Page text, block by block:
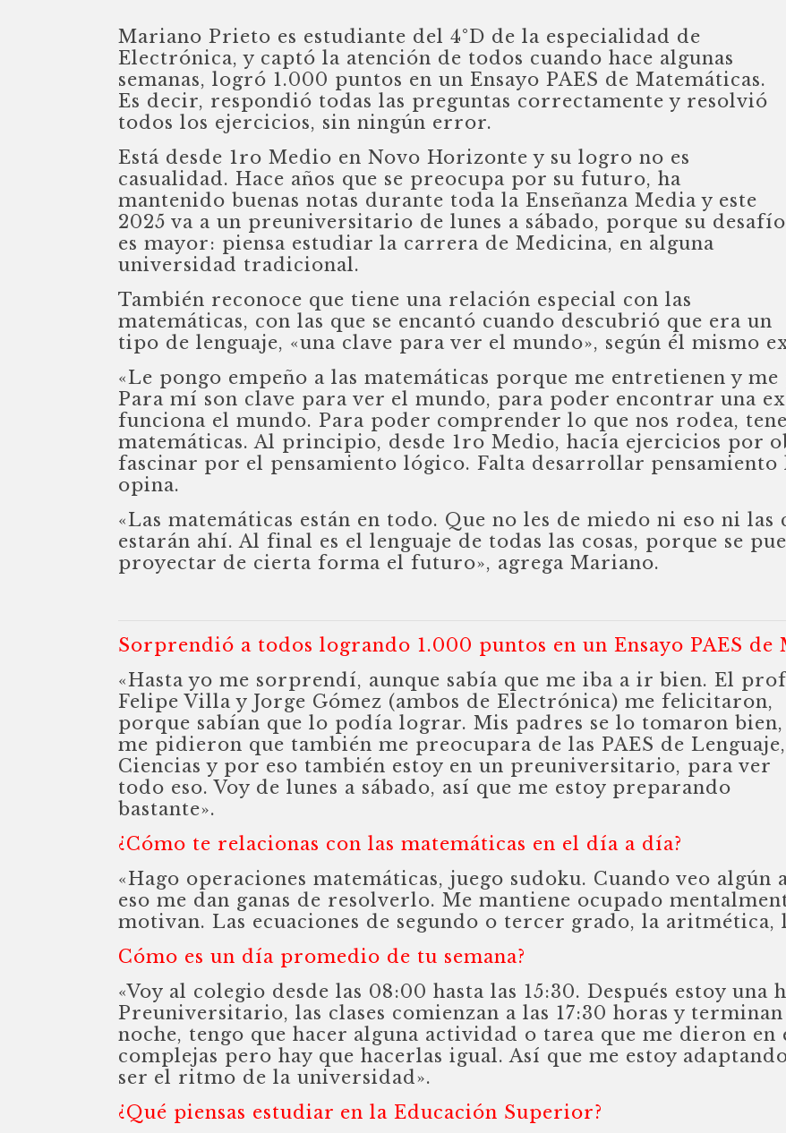
Mariano Prieto es estudiante del 4°D de la especialidad de
Electrónica, y captó la atención de todos cuando hace algunas
semanas, logró 1.000 puntos en un Ensayo PAES de Matemáticas.
Es decir, respondió todas las preguntas correctamente y resolvió
todos los ejercicios, sin ningún error.
Está desde 1ro Medio en Novo Horizonte y su logro no es
casualidad. Hace años que se preocupa por su futuro, ha
mantenido buenas notas durante toda la Enseñanza Media y este
2025 va a un preuniversitario de lunes a sábado, porque su desafío
es mayor: piensa estudiar la carrera de Medicina, en alguna
universidad tradicional.
También reconoce que tiene una relación especial con las
matemáticas, con las que se encantó cuando descubrió que era un
tipo de lenguaje, «una clave para ver el mundo», según él mismo
«Le pongo empeño a las matemáticas porque me entretienen y
Para mí son clave para ver el mundo, para poder encontrar una
funciona el mundo. Para poder comprender lo que nos rodea,
matemáticas. Al principio, desde 1ro Medio, hacía ejercicios por
fascinar por el pensamiento lógico. Falta desarrollar pensamiento
opina.
«Las matemáticas están en todo. Que no les de miedo ni eso ni
estarán ahí. Al final es el lenguaje de todas las cosas, porque se
proyectar de cierta forma el futuro», agrega Mariano.
Sorprendió a todos logrando 1.000 puntos en un Ensayo PAES de
«Hasta yo me sorprendí, aunque sabía que me iba a ir bien. El
Felipe Villa y Jorge Gómez (ambos de Electrónica) me felicitaron,
porque sabían que lo podía lograr. Mis padres se lo tomaron bien,
me pidieron que también me preocupara de las PAES de Lenguaje,
Ciencias y por eso también estoy en un preuniversitario, para ver
todo eso. Voy de lunes a sábado, así que me estoy preparando
bastante».
¿Cómo te relacionas con las matemáticas en el día a día?
«Hago operaciones matemáticas, juego sudoku. Cuando veo
eso me dan ganas de resolverlo. Me mantiene ocupado
motivan. Las ecuaciones de segundo o tercer grado, la
Cómo es un día promedio de tu semana?
«Voy al colegio desde las 08:00 hasta las 15:30. Después estoy una
Preuniversitario, las clases comienzan a las 17:30 horas y terminan
noche, tengo que hacer alguna actividad o tarea que me dieron en
complejas pero hay que hacerlas igual. Así que me estoy
ser el ritmo de la universidad».
¿Qué piensas estudiar en la Educación Superior?